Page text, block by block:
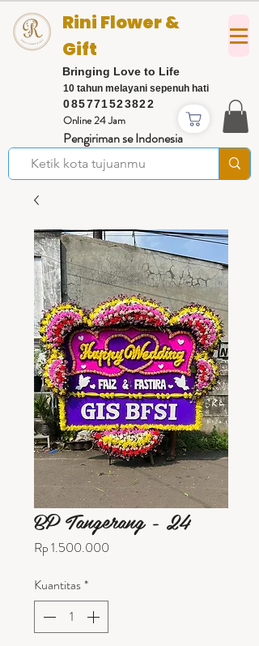
085771523822
Rini Flower &
Gift
Bringing Love to Life
Online 24 Jam
Pengiriman se Indonesia
10 tahun melayani sepenuh hati
BP Tangerang - 24
Rp 1.500.000
Kuantitas*